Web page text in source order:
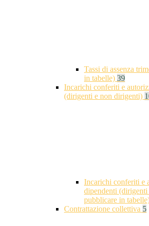
Tassi di assenza
in tabelle) 39
Incarichi conferiti e
(dirigenti e non dirigenti)
Incarichi conferiti e
dipendenti
pubblicare in
Contrattazione collettiva 5